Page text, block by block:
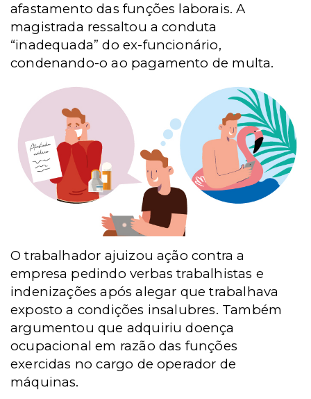
afastamento das funções laborais. A
magistrada ressaltou a conduta
“inadequada” do ex-funcionário,
condenando-o ao pagamento de multa.
O trabalhador ajuizou ação contra a
empresa pedindo verbas trabalhistas e
indenizações após alegar que trabalhava
exposto a condições insalubres. Também
argumentou que adquiriu doença
ocupacional em razão das funções
exercidas no cargo de operador de
máquinas.